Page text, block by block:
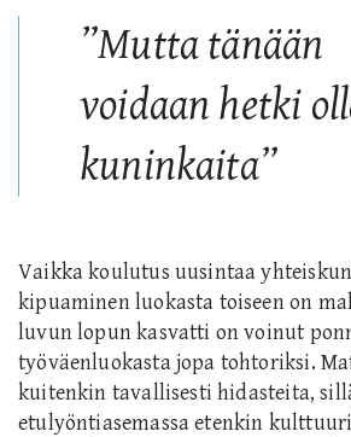
”Mutta tänään
voidaan hetki
kuninkaita”
Vaikka koulutus uusintaa
kipuaminen luokasta toiseen on
luvun lopun kasvatti on voinut
työväenluokasta jopa tohtoriksi.
kuitenkin tavallisesti hidasteita,
etulyöntiasemassa etenkin